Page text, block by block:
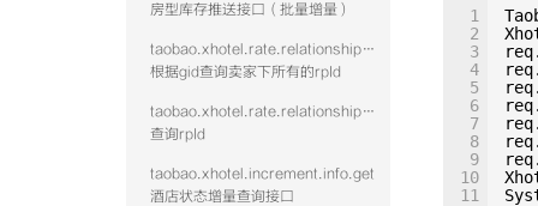
房型库存推送接口（批量增量）
taobao.xhotel.rate.relationshipwithrp.get
根据gid查询卖家下所有的rpId
taobao.xhotel.rate.relationshipwithroom.get
查询rpId
taobao.xhotel.increment.info.get
酒店状态增量查询接口
1
2
3
4
5
6
7
8
9
10
11